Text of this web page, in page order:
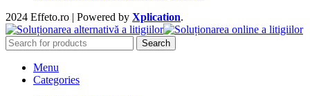
2024 Effeto.ro | Powered by Xplication.
Search
Menu
Categories